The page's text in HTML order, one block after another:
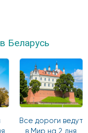
Беларусь
Все дороги ведут
в Мир на 2 дня